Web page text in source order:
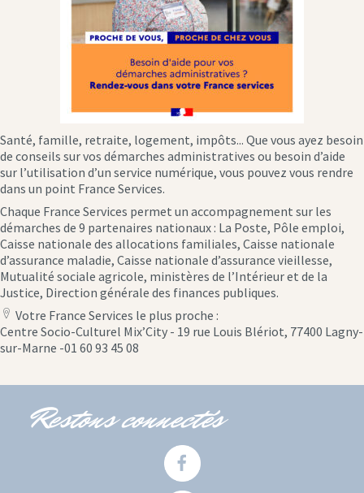
Santé, famille, retraite, logement, impôts... Que vous ayez besoin
de conseils sur vos démarches administratives ou besoin d’aide
sur l’utilisation d’un service numérique, vous pouvez vous rendre
dans un point France Services.
Chaque France Services permet un accompagnement sur les
démarches de 9 partenaires nationaux : La Poste, Pôle emploi,
Caisse nationale des allocations familiales, Caisse nationale
d’assurance maladie, Caisse nationale d’assurance vieillesse,
Mutualité sociale agricole, ministères de l’Intérieur et de la
Justice, Direction générale des finances publiques.
location
icon
Votre France Services le plus proche :
Centre Socio-Culturel Mix’City - 19 rue Louis Blériot, 77400 Lagny-
sur-Marne -01 60 93 45 08
Restons connectés